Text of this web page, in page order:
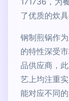
了优质的炊具
钢制煎锅作
的特性深受
品供应商，
艺上均注重
能对应不同